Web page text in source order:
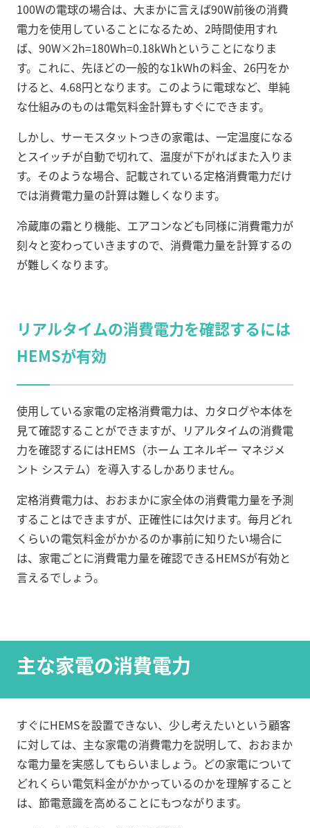
100Wの電球の場合は、大まかに言えば90W前後の消費
電力を使用していることになるため、2時間使用すれ
ば、90W×2h=180Wh=0.18kWhということになりま
す。これに、先ほどの一般的な1kWhの料金、26円をか
けると、4.68円となります。このように電球など、単純
な仕組みのものは電気料金計算もすぐにできます。
しかし、サーモスタットつきの家電は、一定温度になる
とスイッチが自動で切れて、温度が下がればまた入りま
す。そのような場合、記載されている定格消費電力だけ
では消費電力量の計算は難しくなります。
冷蔵庫の霜とり機能、エアコンなども同様に消費電力が
刻々と変わっていきますので、消費電力量を計算するの
が難しくなります。
リアルタイムの消費電力を確認するには
HEMSが有効
使用している家電の定格消費電力は、カタログや本体を
見て確認することができますが、リアルタイムの消費電
力を確認するにはHEMS（ホーム エネルギー マネジメ
ント システム）を導入するしかありません。
定格消費電力は、おおまかに家全体の消費電力量を予測
することはできますが、正確性には欠けます。毎月どれ
くらいの電気料金がかかるのか事前に知りたい場合に
は、家電ごとに消費電力量を確認できるHEMSが有効と
言えるでしょう。
主な家電の消費電力
すぐにHEMSを設置できない、少し考えたいという顧客
に対しては、主な家電の消費電力を説明して、おおまか
な電力量を実感してもらいましょう。どの家電について
どれくらい電気料金がかかっているのかを理解すること
は、節電意識を高めることにもつながります。